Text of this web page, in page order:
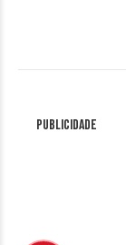
Publicidade